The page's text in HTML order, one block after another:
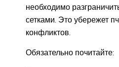
необходимо
сетками. Это убережет
конфликтов.
Обязательно почитайте: